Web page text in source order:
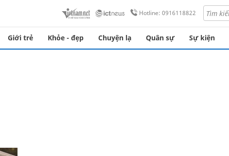
Hotline: 0916118822
Giới trẻ Khỏe - đẹp Chuyện lạ Quân sự Sự kiện